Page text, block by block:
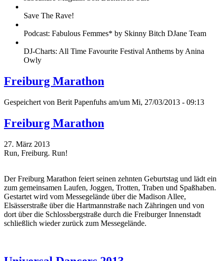
Save The Rave!
Podcast: Fabulous Femmes* by Skinny Bitch DJane Team
DJ-Charts: All Time Favourite Festival Anthems by Anina
Owly
Freiburg Marathon
Gespeichert von Berit Papenfuhs am/um Mi, 27/03/2013 - 09:13
Freiburg Marathon
27. März 2013
Run, Freiburg. Run!
Der Freiburg Marathon feiert seinen zehnten Geburtstag und lädt ein
zum gemeinsamen Laufen, Joggen, Trotten, Traben und Spaßhaben.
Gestartet wird vom Messegelände über die Madison Allee,
Elsässerstraße über die Hartmannstraße nach Zähringen und von
dort über die Schlossbergstraße durch die Freiburger Innenstadt
schließlich wieder zurück zum Messegelände.